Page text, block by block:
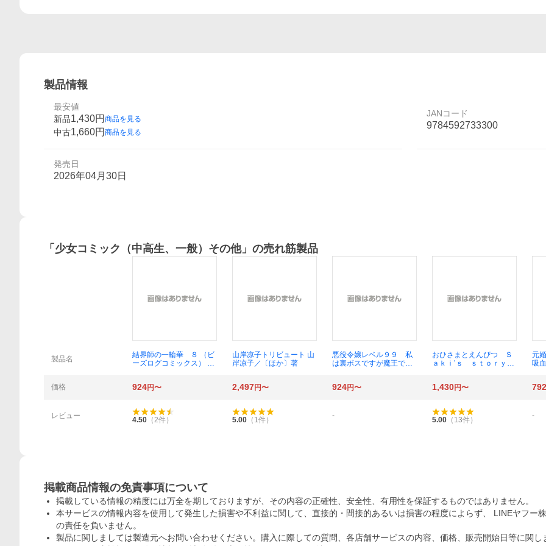
製品情報
最安値
新品1,430円 商品を見る
中古1,660円 商品を見る
JANコード
9784592733300
発売日
2026年04月30日
「 少女コミック（中高生、一般）その他」の売れ筋製品
製品名
結界師の一輪華 ８ （ビ
ーズログコミックス） お
クター原案
山岸凉子トリビュート 山
岸凉子／〔ほか〕著
悪役令嬢レベル９９ 私
は裏ボスですが魔王では
こみ／著 七夕さとり／
おひさまとえんぴつ Ｓ
ａｋｉ’ｓ ｓｔｏｒｙ
元
吸
７
ー原
価格 924円〜 2,497円〜 924円〜 1,430円〜 792
レビュー
4.50 （2件） 5.00 （ 1件） - 5.00 （ 13件） -
掲載商品情報の免責事項について
掲載している情報の精度には万全を期しておりますが、その内容の正確性、安全性、有用性を保証するものではありません。
本サービスの情報内容を使用して発生した損害や不利益に関して、直接的・間接的あるいは損害の程度によらず、 LINEヤフー
の責任を負いません。
製品に関しましては製造元へお問い合わせください。購入に際しての質問、各店舗サービスの内容、価格、販売開始日等に関し